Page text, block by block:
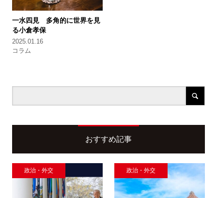
一水四見 多角的に世界を見
る小倉孝保
2025.01.16
コラム
おすすめ記事
政治・外交 政治・外交